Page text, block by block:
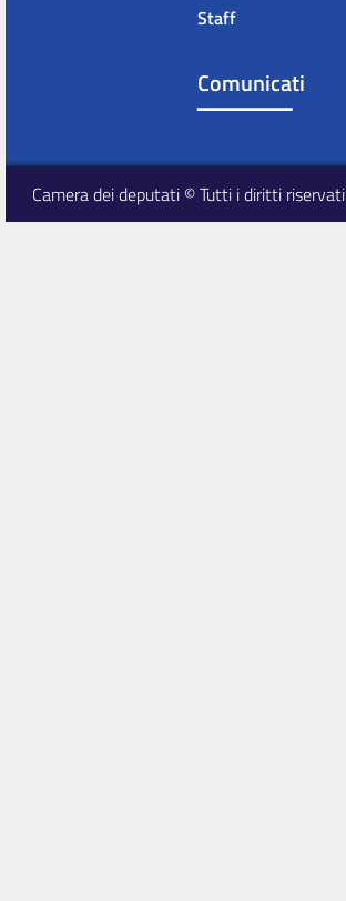
Staff
Comunicati
Camera dei deputati © Tutti i diritti riservati